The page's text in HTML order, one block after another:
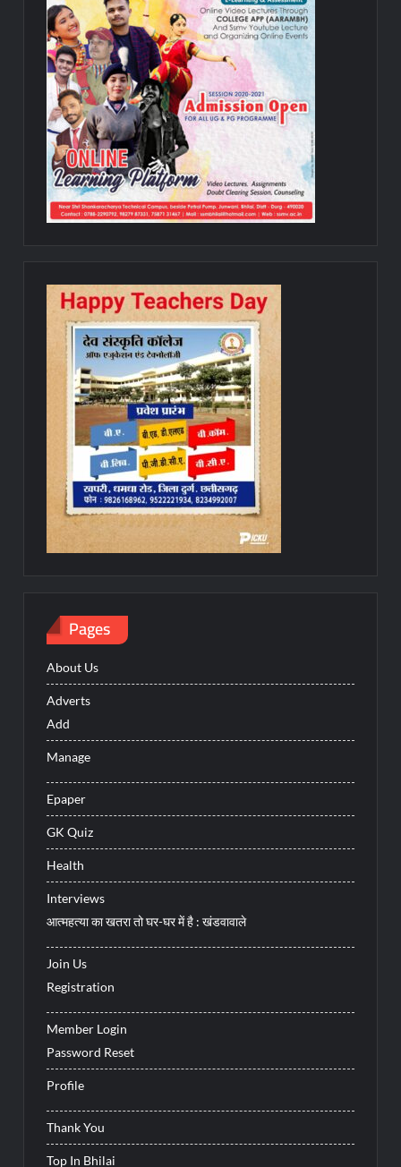
Pages
About Us
Adverts
Add
Manage
Epaper
GK Quiz
Health
Interviews
आत्महत्या का खतरा तो घर-घर में है : खंडवावाले
Join Us
Registration
Member Login
Password Reset
Profile
Thank You
Top In Bhilai